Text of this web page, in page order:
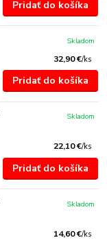
Pridať do košíka
32,90 €/ks
Skladom
Pridať do košíka
22,10 €/ks
Skladom
Pridať do košíka
14,60 €/ks
Skladom